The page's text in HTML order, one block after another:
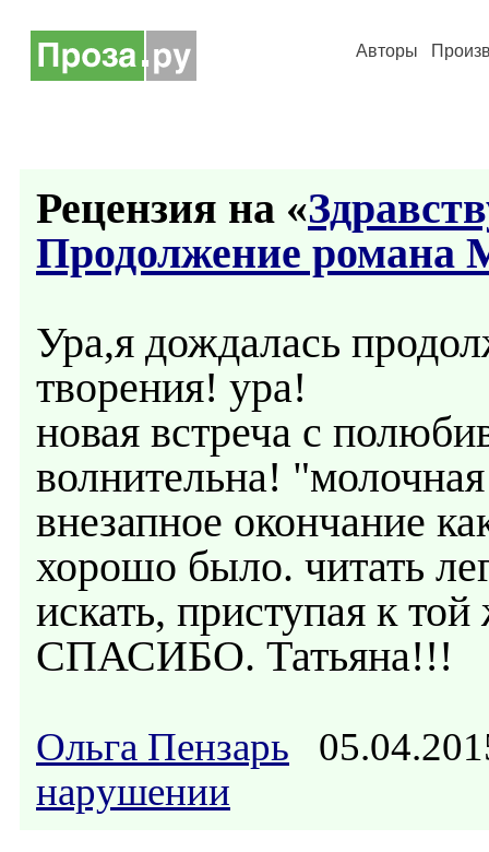
Авторы
Рецензия на «
Продолжение романа
Ура,я дождалась
творения! ура!
новая встреча с
волнительна!
внезапное окончание
хорошо было. читать
искать, приступая к
СПАСИБО. Татьяна!!!
Ольга Пензарь
нарушении